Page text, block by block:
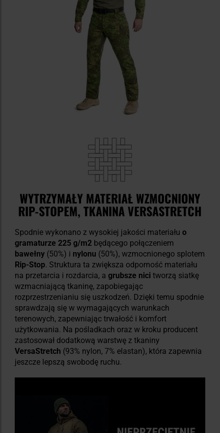
WYTRZYMAŁY MATERIAŁ WZMOCNIONY
RIP-STOPEM, TKANINA VERSASTRETCH
Spodnie wykonano z wysokiej jakości materiału o
gramaturze 225 g/m2 będącego połączeniem
bawełny (50%) i nylonu (50%), wzmocnionego splotem
Rip-Stop. Struktura ta zwiększa odporność materiału
na przetarcia i rozdarcia, a grubsze nici tworzą siatkę
wzmacniającą tkaninę, zapobiegając
rozprzestrzenianiu się uszkodzeń. Dzięki temu spodnie
sprawdzają się w wymagających warunkach
terenowych, zapewniając trwałość i komfort
użytkowania. Na pośladkach oraz w kroku producent
zastosował dodatkową warstwę z tkaniny
VersaStretch (93% nylon, 7% elastan), która zapewnia
jeszcze lepszą swobodę ruchu.